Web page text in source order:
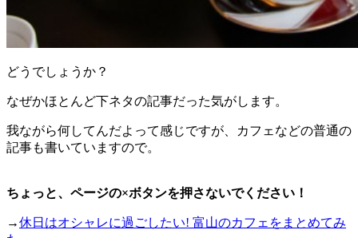
どうでしょうか？
なぜかほとんど下ネタの記事だった気がします。
我ながら何してんだよって感じですが、カフェなどの普通の
記事も書いていますので。
ちょっと、ページの×ボタンを押さないでください！
→休日はオシャレに過ごしたい! 富山のカフェをまとめてみ